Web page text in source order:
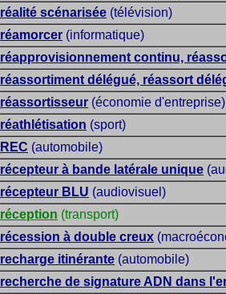
réalité scénarisée (télévision)
réamorcer (informatique)
réapprovisionnement continu,
réassortiment délégué, réassort
réassortisseur (économie d'entreprise)
réathlétisation (sport)
REC (automobile)
récepteur à bande latérale unique
récepteur BLU (audiovisuel)
réception (transport)
récession à double creux
recharge itinérante (automobile)
recherche de signature ADN dans